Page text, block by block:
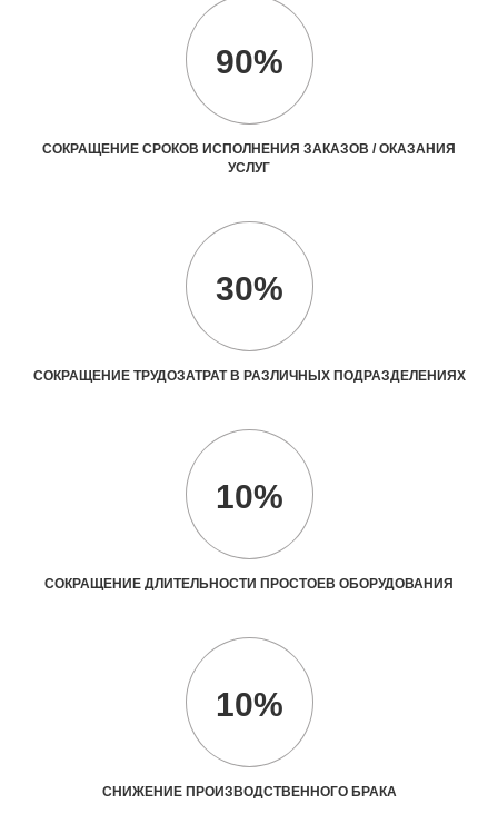
90%
СОКРАЩЕНИЕ СРОКОВ ИСПОЛНЕНИЯ ЗАКАЗОВ / ОКАЗАНИЯ
УСЛУГ
30%
СОКРАЩЕНИЕ ТРУДОЗАТРАТ В РАЗЛИЧНЫХ ПОДРАЗДЕЛЕНИЯХ
10%
СОКРАЩЕНИЕ ДЛИТЕЛЬНОСТИ ПРОСТОЕВ ОБОРУДОВАНИЯ
10%
СНИЖЕНИЕ ПРОИЗВОДСТВЕННОГО БРАКА